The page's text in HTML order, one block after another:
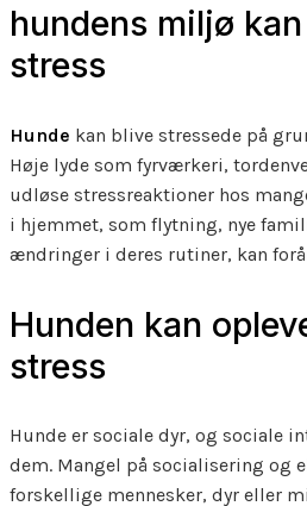
hundens miljø
stress
Hunde kan blive stressede på
Høje lyde som fyrværkeri,
udløse stressreaktioner hos
i hjemmet, som flytning, nye
ændringer i deres rutiner, kan
Hunden kan
stress
Hunde er sociale dyr, og sociale
dem. Mangel på socialisering og
forskellige mennesker, dyr eller